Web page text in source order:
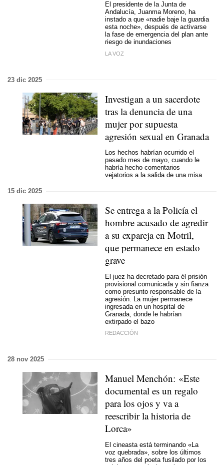
El presidente de la Junta de
Andalucía, Juanma Moreno, ha
instado a que «nadie baje la guardia
esta noche», después de activarse
la fase de emergencia del plan ante
riesgo de inundaciones
LA VOZ
23 dic 2025
Investigan a un sacerdote
tras la denuncia de una
mujer por supuesta
agresión sexual en Granada
Los hechos habrían ocurrido el
pasado mes de mayo, cuando le
habría hecho comentarios
vejatorios a la salida de una misa
15 dic 2025
Se entrega a la Policía el
hombre acusado de agredir
a su expareja en Motril,
que permanece en estado
grave
El juez ha decretado para él prisión
provisional comunicada y sin fianza
como presunto responsable de la
agresión. La mujer permanece
ingresada en un hospital de
Granada, donde le habrían
extirpado el bazo
REDACCIÓN
28 nov 2025
Manuel Menchón: «Este
documental es un regalo
para los ojos y va a
reescribir la historia de
Lorca»
El cineasta está terminando «La
voz quebrada», sobre los últimos
tres años del poeta fusilado por los